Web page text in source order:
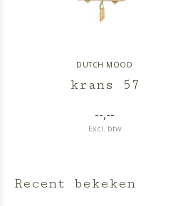
DUTCH MOOD
krans 57
--,--
Excl. btw
Recent bekeken